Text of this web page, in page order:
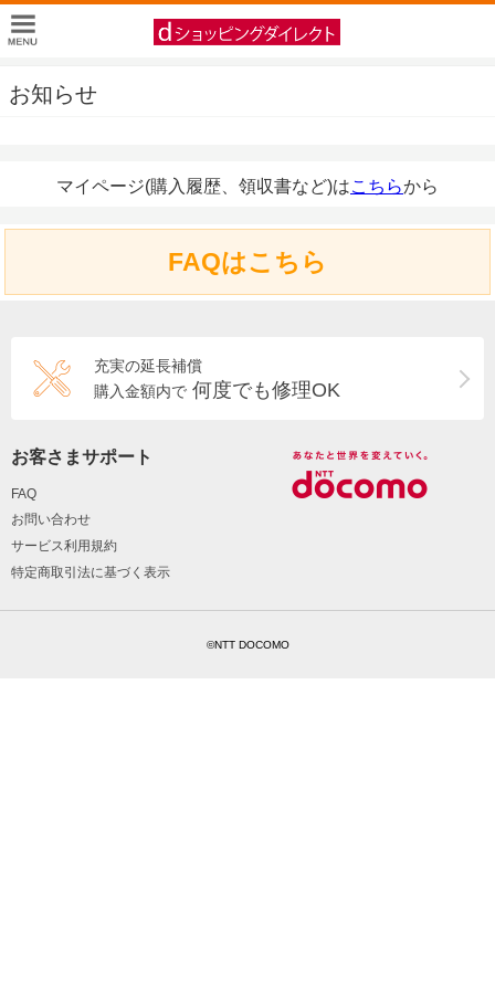
お知らせ
マイページ(購入履歴、領収書など)はこちらから
FAQはこちら
充実の延長補償
購入金額内で 何度でも修理OK
お客さまサポート
FAQ
お問い合わせ
サービス利用規約
特定商取引法に基づく表示
©NTT DOCOMO